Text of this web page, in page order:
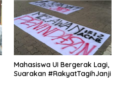
Mahasiswa UI Bergerak Lagi,
Suarakan #RakyatTagihJanji